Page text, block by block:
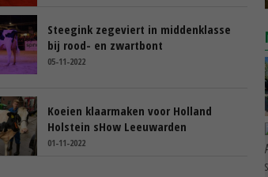
Steegink zegeviert in middenklasse
bij rood- en zwartbont
05-11-2022
Koeien klaarmaken voor Holland
Holstein sHow Leeuwarden
01-11-2022